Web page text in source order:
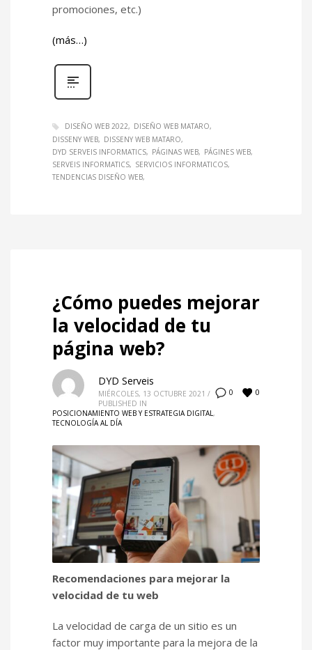
promociones, etc.)
(más…)
DISEÑO WEB 2022
DISEÑO WEB MATARO
DISSENY WEB
DISSENY WEB MATARO
DYD SERVEIS INFORMATICS
PÁGINAS WEB
PÁGINES WEB
SERVEIS INFORMATICS
SERVICIOS INFORMATICOS
TENDENCIAS DISEÑO WEB
¿Cómo puedes mejorar
la velocidad de tu
página web?
0 0
DYD Serveis
MIÉRCOLES, 13 OCTUBRE 2021 /
PUBLISHED IN
POSICIONAMIENTO WEB Y ESTRATEGIA DIGITAL,
TECNOLOGÍA AL DÍA
Recomendaciones para mejorar la
velocidad de tu web
La velocidad de carga de un sitio es un
factor muy importante para la mejora de la